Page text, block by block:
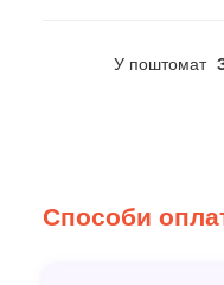
У поштомат
Способи